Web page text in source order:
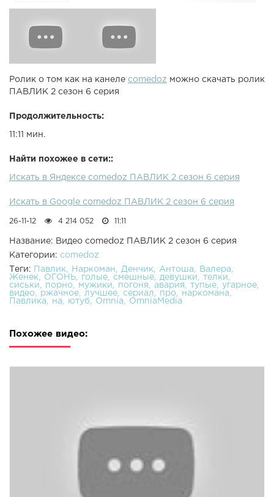
Ролик о том как на канеле comedoz можно скачать ролик
ПАВЛИК 2 сезон 6 серия
Продолжительность:
11:11 мин.
Найти похожее в сети::
Искать в Яндексе comedoz ПАВЛИК 2 сезон 6 серия
Искать в Google comedoz ПАВЛИК 2 сезон 6 серия
26-11-12 4 214 052 11:11
Название: Видео comedoz ПАВЛИК 2 сезон 6 серия
Категории: comedoz
Теги:
Павлик Наркоман Денчик Антоша
Валера
Женек
ОГОНЬ голые смешные девушки
телки
сиськи
порно мужики погоня авария тупые
угарное
видео
ржачное лучшее сериал про
наркомана
Павлика
на ютуб Omnia OmniaMedia
Похожее видео: